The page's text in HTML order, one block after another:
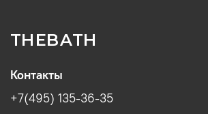
THEBATH
Контакты
+7(495) 135-36-35